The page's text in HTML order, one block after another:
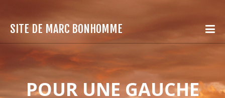
SITE DE MARC BONHOMME
POUR UNE GAUCHE